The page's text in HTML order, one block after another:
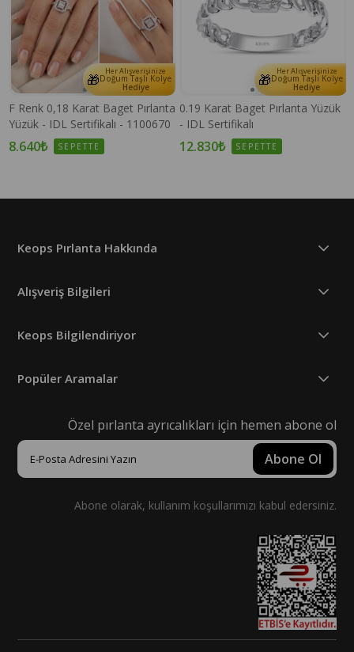
🎁 Her Alışverişinize
Doğum Taşlı Kolye
Hediye
F Renk 0,18 Karat Baget Pırlanta
Yüzük - IDL Sertifikalı - 1100670
8.640₺ SEPETTE
🎁 Her Alışverişinize
Doğum Taşlı Kolye
Hediye
0.19 Karat Baget Pırlanta Yüzük
- IDL Sertifikalı
12.830₺ SEPETTE
Keops Pırlanta Hakkında
Alışveriş Bilgileri
Keops Bilgilendiriyor
Popüler Aramalar
Özel pırlanta ayrıcalıkları için hemen abone ol
Abone Ol
Abone olarak, kullanım koşullarımızı kabul edersiniz.